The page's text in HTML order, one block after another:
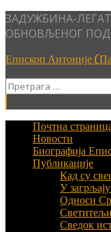
Skip
to
ЗАДУЖБИНА-
ОБНОВЉЕНОГ
Епископ Антоније
Претрага
Почтна
Новости
Биографија
Публикације
Кад су
У
Односи
Сведок